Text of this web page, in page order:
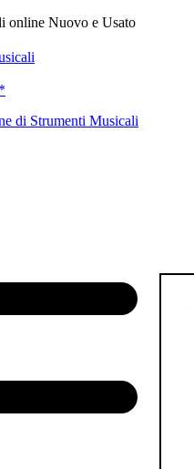
online Nuovo e Usato